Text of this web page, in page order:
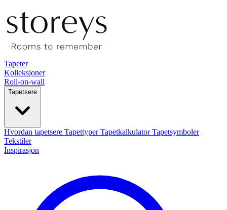
Tapeter
Kolleksjoner
Roll-on-wall
Tapetsere
Hvordan tapetsere TapettyperTapetkalkulatorTapetsymboler
Tekstiler
Inspirasjon